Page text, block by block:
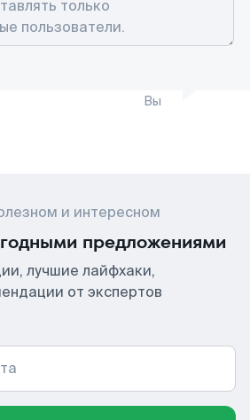
Вы
и интересном
предложениями
лучшие лайфхаки,
от экспертов